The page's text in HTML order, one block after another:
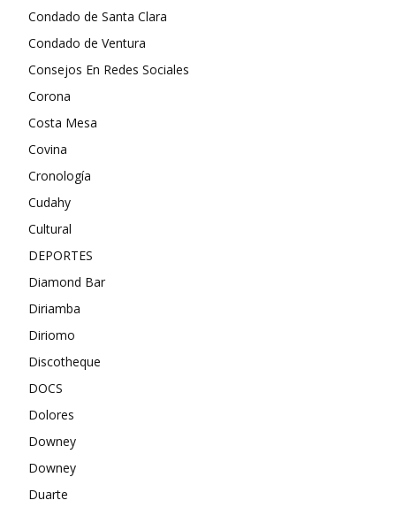
Condado de Santa Clara
Condado de Ventura
Consejos En Redes Sociales
Corona
Costa Mesa
Covina
Cronología
Cudahy
Cultural
DEPORTES
Diamond Bar
Diriamba
Diriomo
Discotheque
DOCS
Dolores
Downey
Downey
Duarte